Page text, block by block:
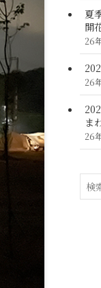
夏
開
26
26
ま
26